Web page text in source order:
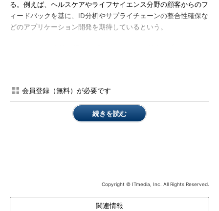
る。例えば、ヘルスケアやライフサイエンス分野の顧客からのフ
ィードバックを基に、ID分析やサプライチェーンの整合性確保な
どのアプリケーション開発を期待しているという。
う。会員登録（無料）が必要です
続きを読む
Copyright © ITmedia, Inc. All Rights Reserved.
関連情報